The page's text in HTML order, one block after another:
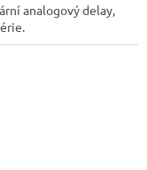
analogový delay,